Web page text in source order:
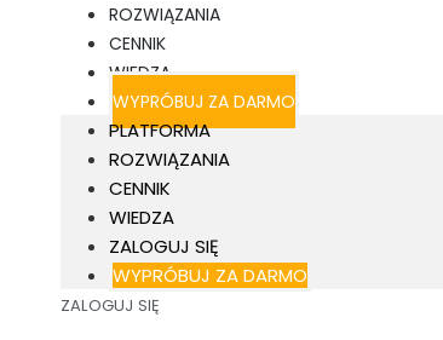
ROZWIĄZANIA
CENNIK
WIEDZA
WYPRÓBUJ ZA DARMO
PLATFORMA
ROZWIĄZANIA
CENNIK
WIEDZA
ZALOGUJ SIĘ
WYPRÓBUJ ZA DARMO
ZALOGUJ SIĘ